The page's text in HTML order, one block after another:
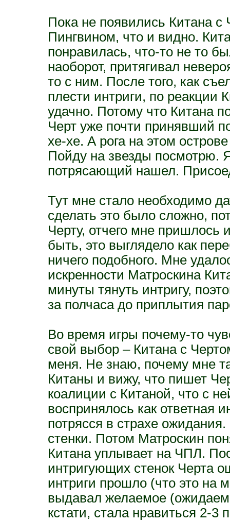
Пока не появились Китана с
Пингвином, что и видно.
понравилась, что-то не то
наоборот, притягивал
то с ним. После того, как
плести интриги, по реакции
удачно. Потому что Китана
Черт уже почти принявший
хе-хе. А рога на этом
Пойду на звезды посмотрю.
потрясающий нашел.
Тут мне стало необходимо
сделать это было сложно,
Черту, отчего мне
быть, это выглядело как
ничего подобного. Мне
искренности Матроскина
минуты тянуть интригу,
за полчаса до приплытия
Во время игры почему-то
свой выбор – Китана с
меня. Не знаю, почему мне
Китаны и вижу, что пишет
коалиции с Китаной, что с
воспринялось как ответная
потрясся в страхе
стенки. Потом Матроскин
Китана уплывает на ЧПЛ.
интригующих стенок Черта
интриги прошло (что это на
выдавал желаемое
кстати, стала нравиться 2-3